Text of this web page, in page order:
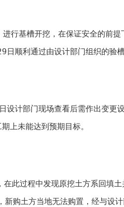
行基槽开挖，在保证安全的前提
日顺利通过由设计部门组织的验
设计部门现场查看后需作出变更
上未能达到预期目标。
此过程中发现原挖土方系回填土
新购土方当地无法购置，经与设